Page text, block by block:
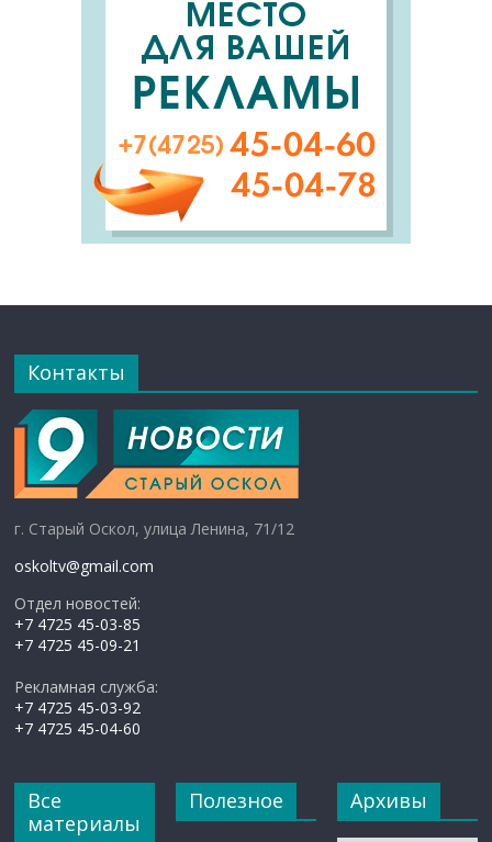
Контакты
г. Старый Оскол, улица Ленина, 71/12
oskoltv@gmail.com
Отдел новостей:
+7 4725 45-03-85
+7 4725 45-09-21
Рекламная служба:
+7 4725 45-03-92
+7 4725 45-04-60
Все
материалы
Полезное Архивы